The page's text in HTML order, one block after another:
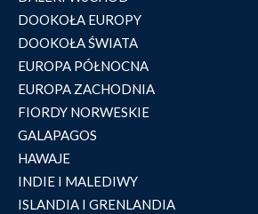
DOOKOŁA EUROPY
DOOKOŁA ŚWIATA
EUROPA PÓŁNOCNA
EUROPA ZACHODNIA
FIORDY NORWESKIE
GALAPAGOS
HAWAJE
INDIE I MALEDIWY
ISLANDIA I GRENLANDIA